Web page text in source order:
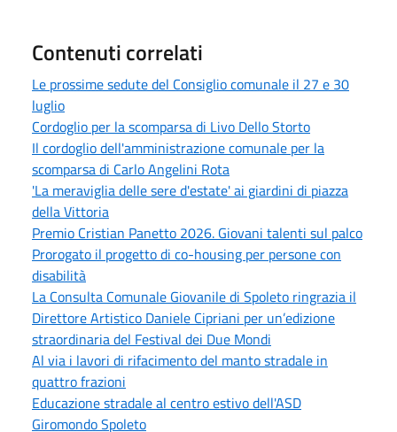
Contenuti correlati
Le prossime sedute del Consiglio comunale il 27 e 30
luglio
Cordoglio per la scomparsa di Livo Dello Storto
Il cordoglio dell'amministrazione comunale per la
scomparsa di Carlo Angelini Rota
'La meraviglia delle sere d'estate' ai giardini di piazza
della Vittoria
Premio Cristian Panetto 2026. Giovani talenti sul palco
Prorogato il progetto di co-housing per persone con
disabilità
La Consulta Comunale Giovanile di Spoleto ringrazia il
Direttore Artistico Daniele Cipriani per un’edizione
straordinaria del Festival dei Due Mondi
Al via i lavori di rifacimento del manto stradale in
quattro frazioni
Educazione stradale al centro estivo dell'ASD
Giromondo Spoleto